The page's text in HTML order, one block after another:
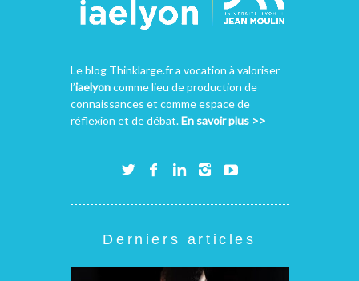
Le blog Thinklarge.fr a vocation à valoriser
l’iaelyoncomme lieu de production de
connaissances et comme espace de
réflexion et de débat.En savoir plus >>
Derniers articles